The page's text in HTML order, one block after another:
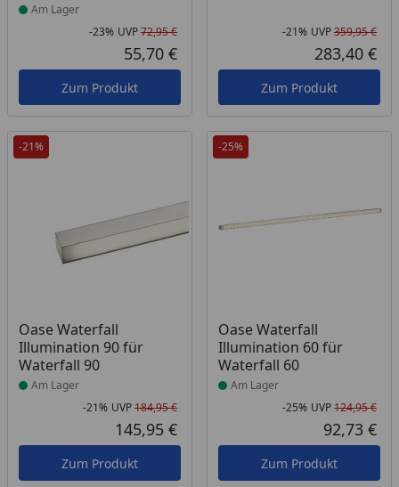
Am Lager
Rabatt in Prozent
-23%
Ursprünglicher Preis
UVP72,95 €
Aktueller Preis
55,70 €
Zum Produkt
-21% UVP359,95 €
283,40 €
Zum Produkt
-21%
Oase Waterfall
Illumination 90 für
Waterfall 90
Produkt am Lager
Am Lager
Rabatt in Prozent
-21%
Ursprünglicher Preis
UVP184,95 €
Aktueller Preis
145,95 €
Zum Produkt
-25%
Oase Waterfall
Illumination 60 für
Waterfall 60
Produkt am Lager
Am Lager
-25% UVP124,95 €
92,73 €
Zum Produkt